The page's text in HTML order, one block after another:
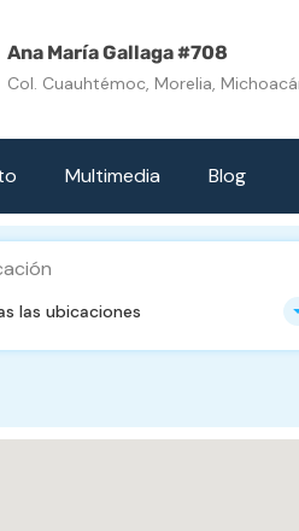
Ana María Gallaga #708
Col. Cuauhtémoc, Morelia,
Multimedia Blog
las ubicaciones